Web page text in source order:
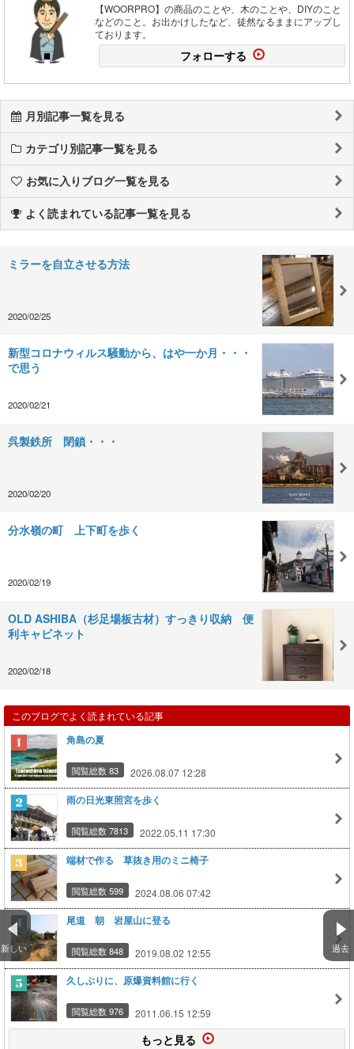
新しい 過去
【WOORPRO】の商品のことや、木のことや、DIYのこと
などのこと。お出かけしたなど、徒然なるままにアップし
ております。
フォローする
月別記事一覧を見る
カテゴリ別記事一覧を見る
お気に入りブログ一覧を見る
よく読まれている記事一覧を見る
ミラーを自立させる方法
2020/02/25
新型コロナウィルス騒動から、はや一か月・・・
で思う
2020/02/21
呉製鉄所 閉鎖・・・
2020/02/20
分水嶺の町 上下町を歩く
2020/02/19
OLD ASHIBA（杉足場板古材）すっきり収納 便
利キャビネット
2020/02/18
このブログでよく読まれている記事
角島の夏
閲覧総数 83 2026.08.07 12:28
雨の日光東照宮を歩く
閲覧総数 7813 2022.05.11 17:30
端材で作る 草抜き用のミニ椅子
閲覧総数 599 2024.08.06 07:42
尾道 朝 岩屋山に登る
閲覧総数 848 2019.08.02 12:55
久しぶりに、原爆資料館に行く
閲覧総数 976 2011.06.15 12:59
もっと見る